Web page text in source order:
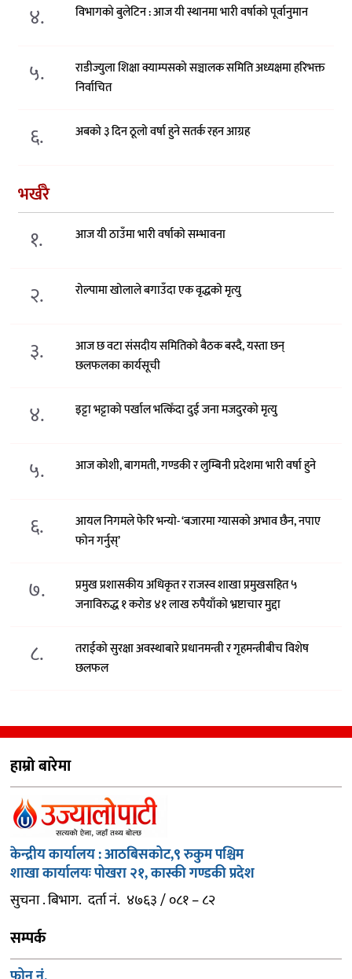
४. विभागको बुलेटिन : आज यी स्थानमा भारी वर्षाको पूर्वानुमान
५.
राडीज्युला शिक्षा क्याम्पसको सञ्चालक समिति अध्यक्षमा हरिभक्त
निर्वाचित
६. अबको ३ दिन ठूलो वर्षा हुने सतर्क रहन आग्रह
भर्खरै
१. आज यी ठाउँमा भारी वर्षाको सम्भावना
२. रोल्पामा खोलाले बगाउँदा एक वृद्धको मृत्यु
३.
आज छ वटा संसदीय समितिको बैठक बस्दै, यस्ता छन्
छलफलका कार्यसूची
४. इट्टा भट्टाको पर्खाल भत्किँदा दुई जना मजदुरको मृत्यु
५. आज कोशी, बागमती, गण्डकी र लुम्बिनी प्रदेशमा भारी वर्षा हुने
६.
आयल निगमले फेरि भन्याे- ‘बजारमा ग्यासको अभाव छैन, नपाए
फोन गर्नुस्’
७.
प्रमुख प्रशासकीय अधिकृत र राजस्व शाखा प्रमुखसहित ५
जनाविरुद्ध १ करोड ४१ लाख रुपैयाँको भ्रष्टाचार मुद्दा
८.
तराईको सुरक्षा अवस्थाबारे प्रधानमन्त्री र गृहमन्त्रीबीच विशेष
छलफल
हाम्रो बारेमा
केन्द्रीय कार्यालय : आठबिसकोट,९ रुकुम पश्चिम
शाखा कार्यालयः पोखरा २१, कास्की गण्डकी प्रदेश
सुचना . बिभाग. दर्ता नं. ४७६३ / ०८१ – ८२
सम्पर्क